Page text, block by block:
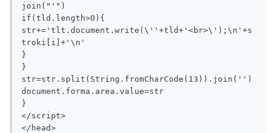
join("'")
if(tld.length>0){
str+='tlt.document.write(\''+tld+'<br>\');\n'+s
troki[i]+'\n'
}
}
str=str.split(String.fromCharCode(13)).join('')
document.forma.area.value=str
}
</script>
</head>